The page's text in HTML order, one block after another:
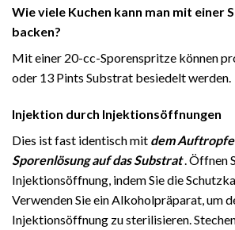
Wie viele Kuchen kann man mit einer
backen?
Mit einer 20-cc-Sporenspritze können
oder 13 Pints ​​Substrat besiedelt werden.
Injektion durch Injektionsöffnungen
Dies ist fast identisch mit dem
Sporenlösung auf das Substrat. Öffnen
Injektionsöffnung, indem Sie die
Verwenden Sie ein Alkoholpräparat, um
Injektionsöffnung zu sterilisieren.